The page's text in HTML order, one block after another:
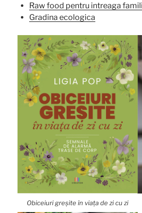
Raw food pentru intreaga
Gradina ecologica
Obiceiuri greșite în viața de zi cu zi